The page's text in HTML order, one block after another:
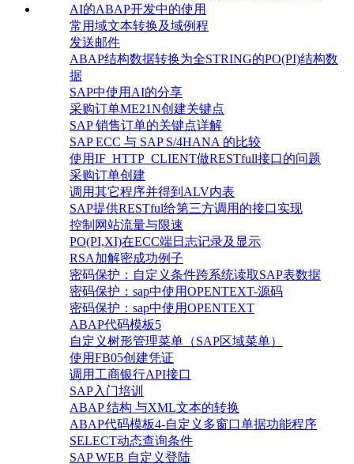
AI的ABAP开发中的使用
常用域文本转换及域例程
发送邮件
ABAP结构数据转换为全STRING的PO(PI)结构数
据
SAP中使用AI的分享
采购订单ME21N创建关键点
SAP 销售订单的关键点详解
SAP ECC 与 SAP S/4HANA 的比较
使用IF_HTTP_CLIENT做RESTfull接口的问题
采购订单创建
调用其它程序并得到ALV内表
SAP提供RESTful给第三方调用的接口实现
控制网站流量与限速
PO(PI,XI)在ECC端日志记录及显示
RSA加解密成功例子
密码保护：自定义条件跨系统读取SAP表数据
密码保护：sap中使用OPENTEXT-源码
密码保护：sap中使用OPENTEXT
ABAP代码模板5
自定义树形管理菜单（SAP区域菜单）
使用FB05创建凭证
调用工商银行API接口
SAP入门培训
ABAP 结构 与XML文本的转换
ABAP代码模板4-自定义多窗口单据功能程序
SELECT动态查询条件
SAP WEB 自定义登陆